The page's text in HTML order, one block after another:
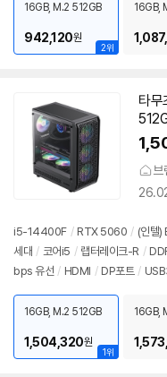
2위
16GB, M.2 512GB
942,120원
16GB,
타
브
i5-14400F / RTX 5060 / (인텔
세대 / 코어i5 / 랩터레이크-R /
bps 유선 / HDMI / DP포트 /
1위
16GB, M.2 512GB
1,504,320원
16GB,